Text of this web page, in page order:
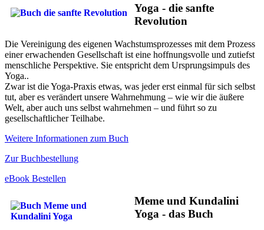
Yoga - die sanfte
Revolution
Die Vereinigung des eigenen Wachstumsprozesses mit dem Prozess
einer erwachenden Gesellschaft ist eine hoffnungsvolle und zutiefst
menschliche Perspektive. Sie entspricht dem Ursprungsimpuls des
Yoga..
Zwar ist die Yoga-Praxis etwas, was jeder erst einmal für sich selbst
tut, aber es verändert unsere Wahrnehmung – wie wir die äußere
Welt, aber auch uns selbst wahrnehmen – und führt so zu
gesellschaftlicher Teilhabe.
Weitere Informationen zum Buch
Zur Buchbestellung
eBook Bestellen
Meme und Kundalini
Yoga - das Buch